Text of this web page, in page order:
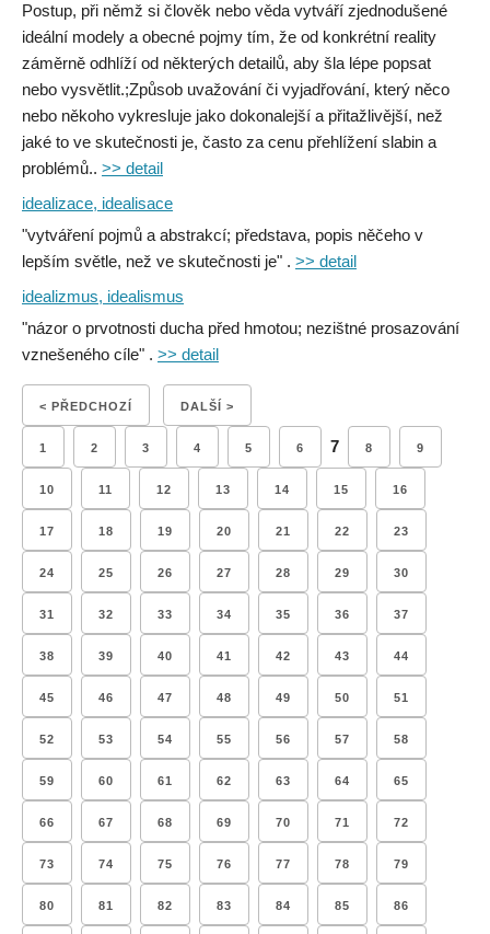
Postup, při němž si člověk nebo věda vytváří zjednodušené
ideální modely a obecné pojmy tím, že od konkrétní reality
záměrně odhlíží od některých detailů, aby šla lépe popsat
nebo vysvětlit.;Způsob uvažování či vyjadřování, který něco
nebo někoho vykresluje jako dokonalejší a přitažlivější, než
jaké to ve skutečnosti je, často za cenu přehlížení slabin a
problémů.. >> detail
idealizace, idealisace
"vytváření pojmů a abstrakcí; představa, popis něčeho v
lepším světle, než ve skutečnosti je" . >> detail
idealizmus, idealismus
"názor o prvotnosti ducha před hmotou; nezištné prosazování
vznešeného cíle" . >> detail
< PŘEDCHOZÍ DALŠÍ >
1 2 3 4 5 6 7 8 9
10 11 12 13 14 15 16
17 18 19 20 21 22 23
24 25 26 27 28 29 30
31 32 33 34 35 36 37
38 39 40 41 42 43 44
45 46 47 48 49 50 51
52 53 54 55 56 57 58
59 60 61 62 63 64 65
66 67 68 69 70 71 72
73 74 75 76 77 78 79
80 81 82 83 84 85 86